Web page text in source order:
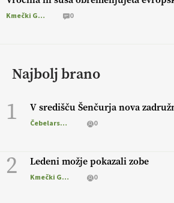
Kmečki Glas 0
Najbolj brano
1 V središču Šenčurja nova
Čebelarstvo 0
2 Ledeni možje pokazali zobe
Kmečki Glas 0